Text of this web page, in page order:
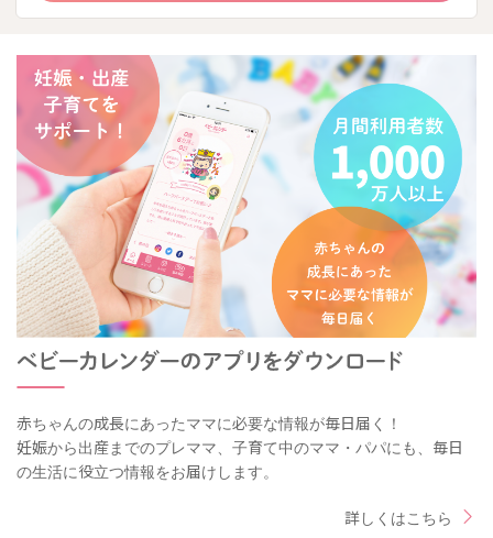
赤ちゃんの成長にあったママに必要な情報が毎日届く！
妊娠から出産までのプレママ、子育て中のママ・パパにも、毎日
の生活に役立つ情報をお届けします。
詳しくはこちら